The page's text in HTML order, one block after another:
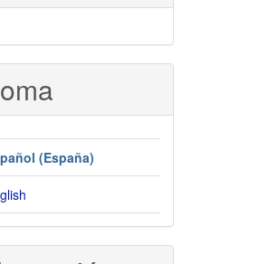
(España)